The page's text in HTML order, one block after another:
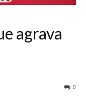
agrava
0